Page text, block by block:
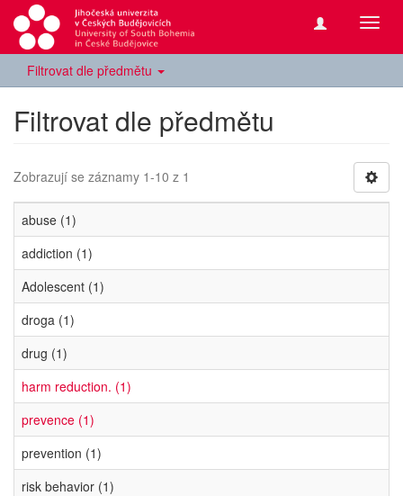
Filtrovat dle předmětu
Filtrovat dle předmětu
Zobrazují se záznamy 1-10 z 1
abuse (1)
addiction (1)
Adolescent (1)
droga (1)
drug (1)
harm reduction. (1)
prevence (1)
prevention (1)
risk behavior (1)